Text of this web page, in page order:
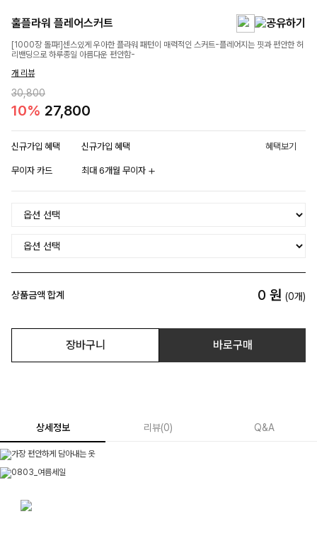
훌플라워 플레어스커트
[1000장 돌파!]센스있게 우아한 플라워 패턴이 매력적인 스커트-플레어지는 핏과 편안한 허
리밴딩으로 하루종일 아름다운 편안함-
개 리뷰
30,800
10% 27,800
신규가입 혜택 신규가입 혜택 혜택보기
무이자 카드 최대 6개월 무이자
상품금액 합계 0 원 (0개)
장바구니 바로구매
상세정보 리뷰(0) Q&A